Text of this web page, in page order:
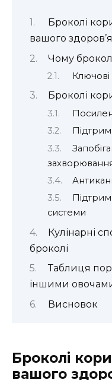
Броколі
вашого здоров’я
Чому
Ключові
Броколі
системи
Кулінарні
броколі
Таблиця
іншими
Висновок
Броколі
вашого